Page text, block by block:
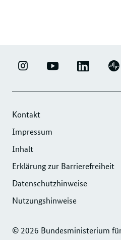
ERFOLGSFAKTOR
INSTAGRAM
UND
VIDEOS
YOUTUBE LINKEDIN
SERVICE
© 2026 Bundesministerium
Kontakt
Impressum
Inhalt
Erklärung zur Barrierefreiheit
Datenschutzhinweise
Nutzungshinweise